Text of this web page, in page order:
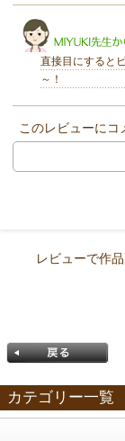
直接目にすると
～！
このレビューにコ
レビューで作
カテゴリー一覧